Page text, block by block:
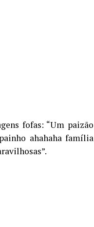
fofas: “Um paizão
ahahaha família